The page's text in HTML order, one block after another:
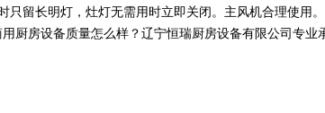
留长明灯，灶灯无需用时立即关闭。主风机合理使用
厨房设备质量怎么样？辽宁恒瑞厨房设备有限公司专